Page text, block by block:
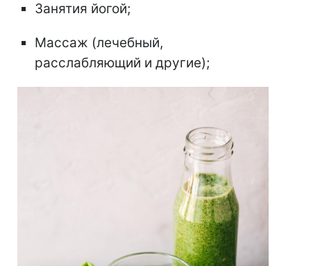
Занятия йогой;
Массаж (лечебный,
расслабляющий и другие);